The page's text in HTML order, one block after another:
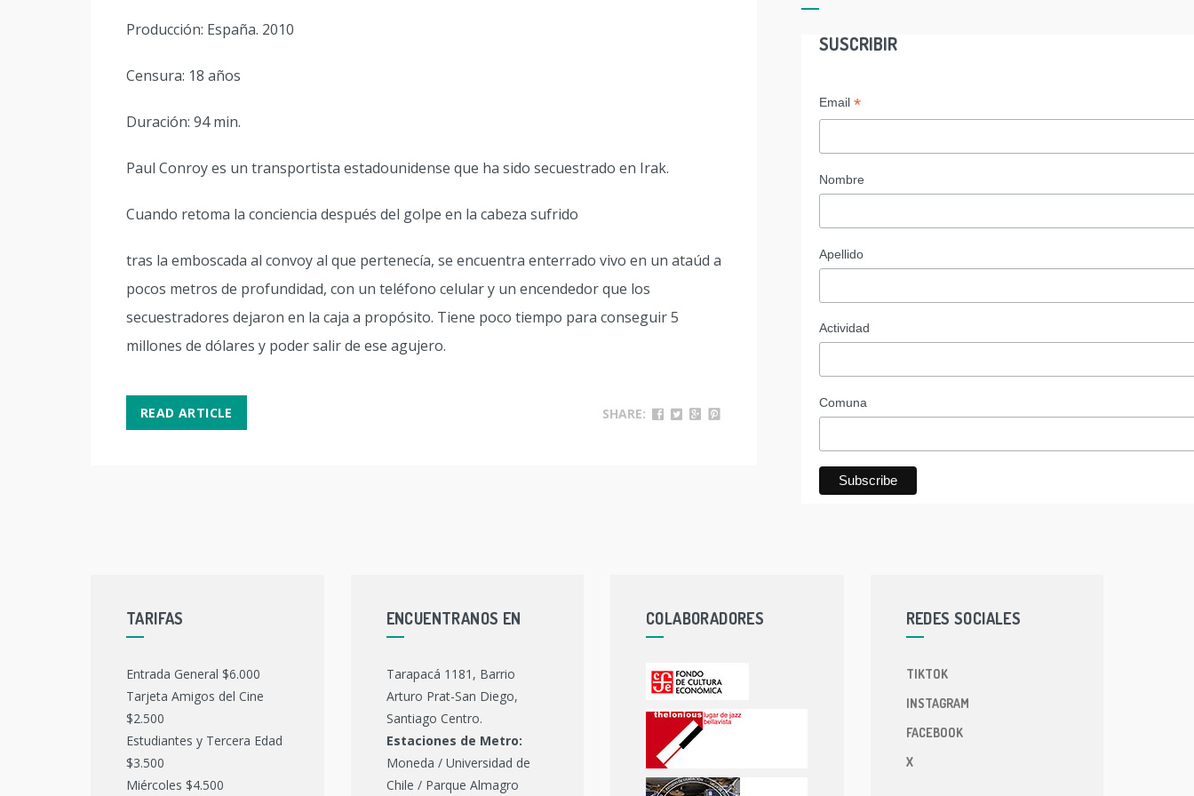
Producción: España. 2010
Censura: 18 años
Duración: 94 min.
Paul Conroy es un transportista estadounidense que ha sido secuestrado en Irak.
Cuando retoma la conciencia después del golpe en la cabeza sufrido
tras la emboscada al convoy al que pertenecía, se encuentra enterrado vivo en un ataúd a
pocos metros de profundidad, con un teléfono celular y un encendedor que los
secuestradores dejaron en la caja a propósito. Tiene poco tiempo para conseguir 5
millones de dólares y poder salir de ese agujero.
READ ARTICLE SHARE:
SUSCRIBIR
Email *
Nombre
Apellido
Actividad
Comuna
TARIFAS
Entrada General $6.000
Tarjeta Amigos del Cine
$2.500
Estudiantes y Tercera Edad
$3.500
Miércoles $4.500
ENCUENTRANOS EN
Tarapacá 1181, Barrio
Arturo Prat-San Diego,
Santiago Centro.
Estaciones de Metro:
Moneda / Universidad de
Chile / Parque Almagro
COLABORADORES REDES SOCIALES
TIKTOK
INSTAGRAM
FACEBOOK
X